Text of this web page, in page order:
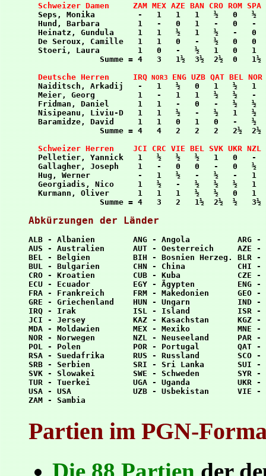
Schweizer Damen     ZAM MEX AZE BAN CRO ROM
Seps, Monika         -   1   1   1   ½   0
Hund, Barbara        1   -   0   1   -   0   -
Heinatz, Gundula     1   1   ½   1   ½   -   0
De Seroux, Camille   1   1   0   -   ½   0   0
Stoeri, Laura        1   0   -   ½   1   0   1
  Deutsche Herren     IRQ
NOR3 ENG UZB QAT BEL
Naiditsch, Arkadij   -   1   ½   0   1   ½
Meier, Georg         1   -   1   1   ½   ½   -
Fridman, Daniel      1   1
Nisipeanu, Liviu-D   1   1   ½   -   ½   1   ½
Baramidze, David     1   1   0   1   0   -   ½
Schweizer Herren    JCI CRC VIE BEL SVK UKR
Pelletier, Yannick   1   ½   ½   ½   1   0   -
Gallagher, Joseph    1   -   0   0   -   0   ½
Hug, Werner          -   1   ½   -   ½   -   1
Georgiadis, Nico     1   ½   -   ½   ½   ½   1
Kurmann, Oliver      1   1   1   ½   ½   0   1
Abkürzungen der Länder
ALB - Albanien        ANG - Angola
AUS - Australien      AUT - Oesterreich     AZE
BEL - Belgien         BIH - Bosnien Herzeg.
BUL - Bulgarien       CHN - China
CRO - Kroatien        CUB - Kuba
ECU - Ecuador         EGY - Ägypten
FRA - Frankreich      FRM - Makedonien
GRE - Griechenland    HUN - Ungarn
IRQ - Irak            ISL - Island
JCI - Jersey          KAZ - Kasachstan
MDA - Moldawien       MEX - Mexiko
NOR - Norwegen        NZL - Neuseeland
POL - Polen           POR - Portugal
RSA - Suedafrika      RUS - Russland
SRB - Serbien         SRI - Sri Lanka
SVK - Slowakei        SWE - Schweden
TUR - Tuerkei         UGA - Uganda
USA - USA             UZB - Usbekistan
Partien im PGN-